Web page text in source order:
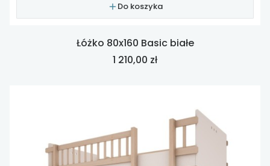
Do koszyka
Łóżko 80x160 Basic białe
Cena
1 210,00 zł